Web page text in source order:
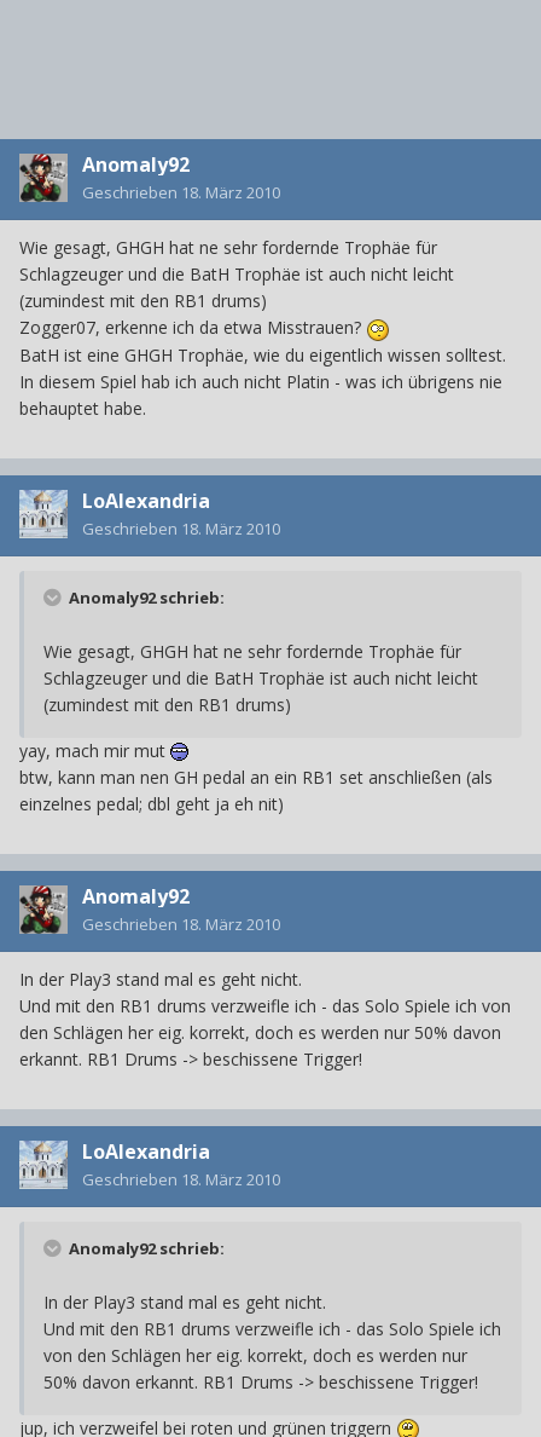
Anomaly92
Geschrieben 18. März 2010
Wie gesagt, GHGH hat ne sehr fordernde Trophäe für
Schlagzeuger und die BatH Trophäe ist auch nicht leicht
(zumindest mit den RB1 drums)
Zogger07, erkenne ich da etwa Misstrauen?
BatH ist eine GHGH Trophäe, wie du eigentlich wissen solltest.
In diesem Spiel hab ich auch nicht Platin - was ich übrigens nie
behauptet habe.
LoAlexandria
Geschrieben 18. März 2010
Anomaly92 schrieb:
Wie gesagt, GHGH hat ne sehr fordernde Trophäe für
Schlagzeuger und die BatH Trophäe ist auch nicht leicht
(zumindest mit den RB1 drums)
yay, mach mir mut
btw, kann man nen GH pedal an ein RB1 set anschließen (als
einzelnes pedal; dbl geht ja eh nit)
Anomaly92
Geschrieben 18. März 2010
In der Play3 stand mal es geht nicht.
Und mit den RB1 drums verzweifle ich - das Solo Spiele ich von
den Schlägen her eig. korrekt, doch es werden nur 50% davon
erkannt. RB1 Drums -> beschissene Trigger!
LoAlexandria
Geschrieben 18. März 2010
Anomaly92 schrieb:
In der Play3 stand mal es geht nicht.
Und mit den RB1 drums verzweifle ich - das Solo Spiele ich
von den Schlägen her eig. korrekt, doch es werden nur
50% davon erkannt. RB1 Drums -> beschissene Trigger!
jup, ich verzweifel bei roten und grünen triggern